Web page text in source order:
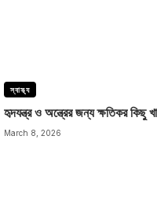
স্বাস্থ্য
হৃদযন্ত্র ও অন্ত্রের জন্য ক্ষতিকর কিছু
March 8, 2026